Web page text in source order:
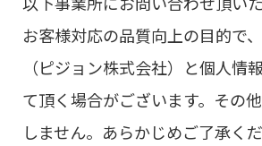
お客様対応の品質向上の目的で
（ピジョン株式会社）と個人情
て頂く場合がございます。その
しません。あらかじめご了承くだ